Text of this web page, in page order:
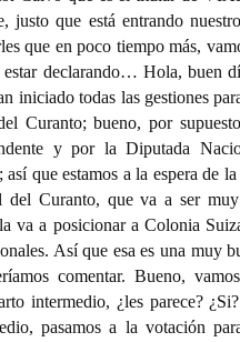
justo que está entrando
que en poco tiempo más,
declarando… Hola, buen
iniciado todas las gestiones
Curanto; bueno, por
y por la Diputada
que estamos a la espera de
del Curanto, que va a ser
va a posicionar a Colonia
Así que esa es una muy
comentar. Bueno,
intermedio, ¿les parece?
pasamos a la votación